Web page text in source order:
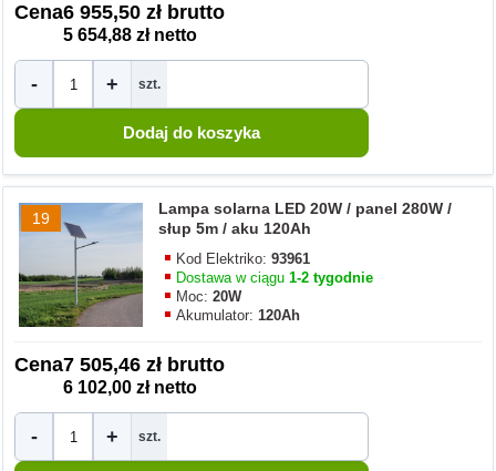
Cena6 955,50 zł brutto
5 654,88 zł netto
- + szt.
19
Lampa solarna LED 20W / panel 280W /
słup 5m / aku 120Ah
Kod Elektriko:93961
Dostawa w ciągu1-2 tygodnie
Moc:20W
Akumulator:120Ah
Cena7 505,46 zł brutto
6 102,00 zł netto
- + szt.